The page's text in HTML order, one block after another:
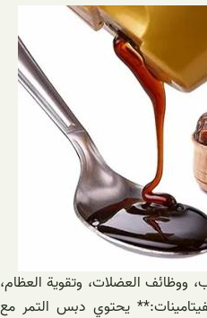
ووظائف العضلات، وتقوية العظام،
2. **غني بالفيتامينات:** يحتوي دبس التمر مع